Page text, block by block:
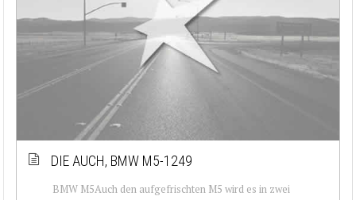
DIE AUCH, BMW M5-1249
BMW M5Auch den aufgefrischten M5 wird es in zwei